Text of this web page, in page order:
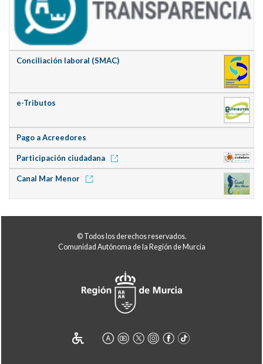
Conciliación laboral (SMAC)
e-Tributos
Pago a Acreedores
Participación ciudadana
Canal Mar Menor
© Todos los derechos reservados.
Comunidad Autónoma de la Región de Murcia